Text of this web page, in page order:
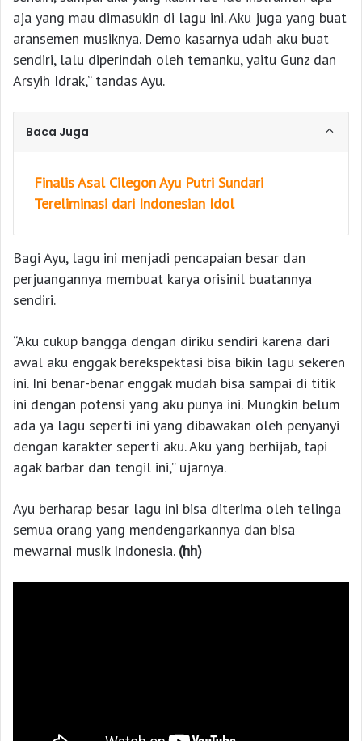
aja yang mau dimasukin di lagu ini. Aku juga yang buat
aransemen musiknya. Demo kasarnya udah aku buat
sendiri, lalu diperindah oleh temanku, yaitu Gunz dan
Arsyih Idrak,” tandas Ayu.
Baca Juga
Finalis Asal Cilegon Ayu Putri Sundari
Tereliminasi dari Indonesian Idol
Bagi Ayu, lagu ini menjadi pencapaian besar dan
perjuangannya membuat karya orisinil buatannya
sendiri.
“Aku cukup bangga dengan diriku sendiri karena dari
awal aku enggak berekspektasi bisa bikin lagu sekeren
ini. Ini benar-benar enggak mudah bisa sampai di titik
ini dengan potensi yang aku punya ini. Mungkin belum
ada ya lagu seperti ini yang dibawakan oleh penyanyi
dengan karakter seperti aku. Aku yang berhijab, tapi
agak barbar dan tengil ini,” ujarnya.
Ayu berharap besar lagu ini bisa diterima oleh telinga
semua orang yang mendengarkannya dan bisa
mewarnai musik Indonesia. (hh)